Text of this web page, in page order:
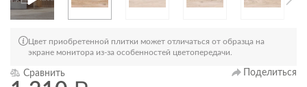
Цвет приобретенной плитки может отличаться от образца на
экране монитора из-за особенностей цветопередачи.
Сравнить Поделиться